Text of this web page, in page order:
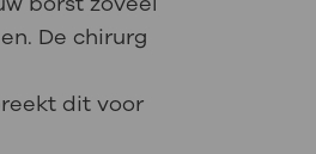
De chirurg
dit voor